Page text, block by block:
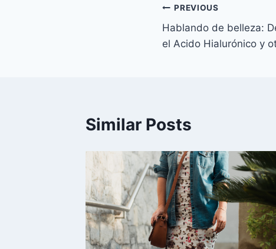
Navegación
de
PREVIOUS
Hablando de belleza:
el Acido Hialurónico y
Similar Posts